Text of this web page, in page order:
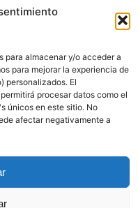
para almacenar y/o acceder a
para mejorar la experiencia de
personalizados. El
procesar datos como el
únicos en este sitio. No
afectar negativamente a
Escríbeme
de cookies